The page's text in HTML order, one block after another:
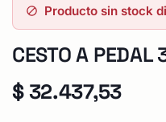
Producto sin stock
CESTO A PEDAL
$32.437,53